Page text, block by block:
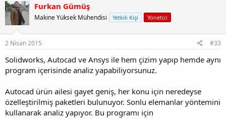
Furkan Gümüş
Makine Yüksek Mühendisi Yetkili Kişi Yönetici
2 Nisan 2015 #33
Solidworks, Autocad ve Ansys ile hem çizim yapıp hemde aynı
program içerisinde analiz yapabiliyorsunuz.
Autocad ürün ailesi gayet geniş, her konu için neredeyse
özelleştirilmiş paketleri bulunuyor. Sonlu elemanlar yöntemini
kullanarak analiz yapıyor. Bu programı için